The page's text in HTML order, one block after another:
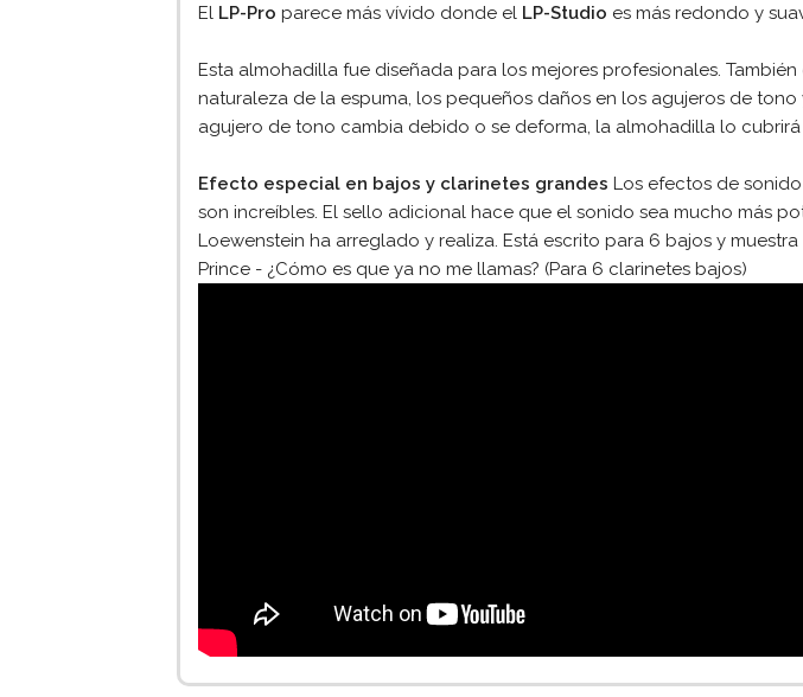
El LP-Proparece más vívido donde el LP-Studio es más redondo y
Esta almohadilla fue diseñada para los mejores profesionales.
naturaleza de la espuma, los pequeños daños en los agujeros de
agujero de tono cambia debido o se deforma, la almohadilla lo
Efecto especial en bajos y clarinetes grandesLos efectos de
son increíbles. El sello adicional hace que el sonido sea mucho más
Loewenstein ha arreglado y realiza. Está escrito para 6 bajos y
Prince - ¿Cómo es que ya no me llamas? (Para 6 clarinetes bajos)